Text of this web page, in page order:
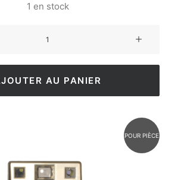
1 en stock
AU PANIER
POUR PIÈCE